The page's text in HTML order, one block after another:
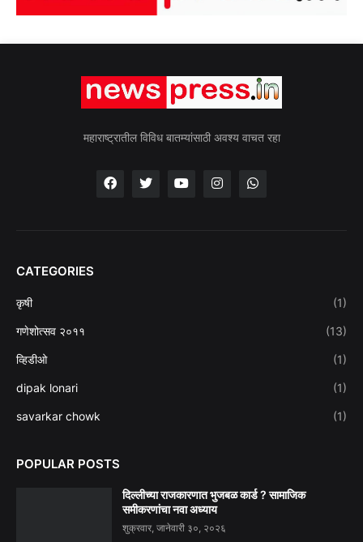
महाराष्ट्रातील विविध बातम्यांसाठी अवश्य वाचत रहा
CATEGORIES
कृषी (1)
गणेशोत्सव २०११ (13)
व्हिडीओ (1)
dipak lonari (1)
savarkar chowk (1)
POPULAR POSTS
दिल्लीच्या राजकारणात भुजबळ कार्ड ? सामाजिक
समीकरणांचा नवा अध्याय
शुक्रवार, जानेवारी ३०, २०२६